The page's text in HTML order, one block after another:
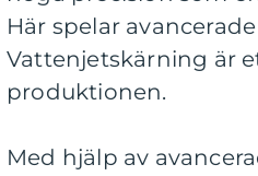
Här spelar
Vattenjetskärning är
produktionen.
Med hjälp av